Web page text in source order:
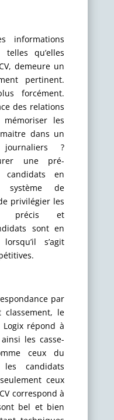
informations
qu’elles
demeure un
pertinent.
forcément.
des relations
les
dans un
?
une pré-
candidats en
système de
privilégier les
précis et
sont en
s’agit
par
classement, le
répond à
les casse-
ceux du
candidats
ceux
correspond à
bel et bien